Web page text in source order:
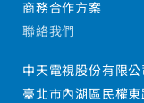
商務合作方案
聯絡我們
中天電視股份有限公
臺北市內湖區民權